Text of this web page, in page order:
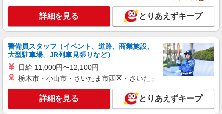
詳細を見る とりあえずキープ
警備員スタッフ（イベント、道路、商業施設、
大型駐車場、JR列車見張りなど）
日給 11,000円〜12,100円
栃木市・小山市・さいたま市西区・さいたま市岩槻区・久喜市・
詳細を見る とりあえずキープ